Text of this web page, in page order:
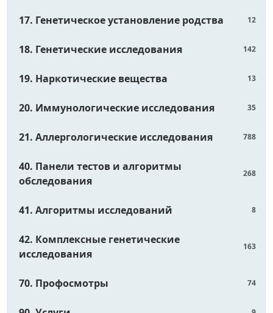
17. Генетическое установление родства 12
18. Генетические исследования 142
19. Наркотические вещества 13
20. Иммунологические исследования 35
21. Аллергологические исследования 788
40. Панели тестов и алгоритмы
обследования
268
41. Алгоритмы исследований 8
42. Комплексные генетические
исследования
163
70. Профосмотры 74